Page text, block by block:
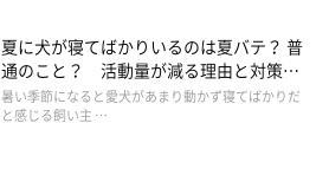
夏に犬が寝てばかりいるのは夏バテ？ 普
通のこと？ 活動量が減る理由と対策と
は
暑い季節になると愛犬があまり動かず寝てばかりだ
と感じる飼い主 …